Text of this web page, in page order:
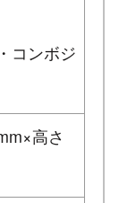
コンボジ
高さ